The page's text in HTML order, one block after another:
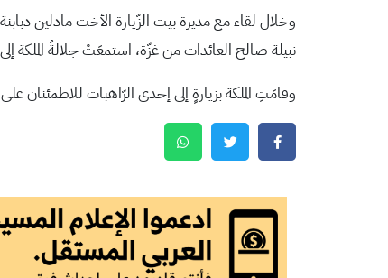
وخلال لقاء مع مديرة بيت الزّيارة الأخت مادلين
نبيلة صالح العائدات من غزّة، استمعَتْ جلالةُ الملكة
وقامَتِ الملكة بزيارةٍ إلى إحدى الرّاهبات للاطمئنان